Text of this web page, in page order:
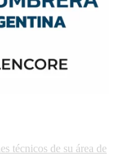
técnicos de su área de